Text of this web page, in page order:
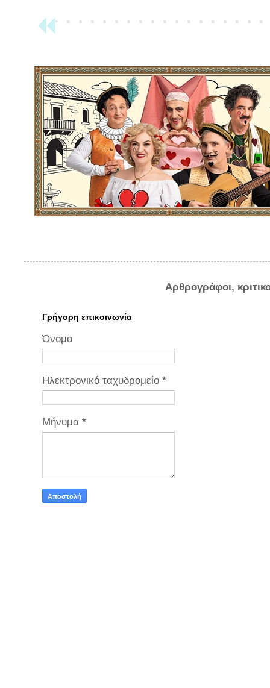
Αρθρογράφοι,
Γρήγορη επικοινωνία
Όνομα
Ηλεκτρονικό ταχυδρομείο *
Μήνυμα *